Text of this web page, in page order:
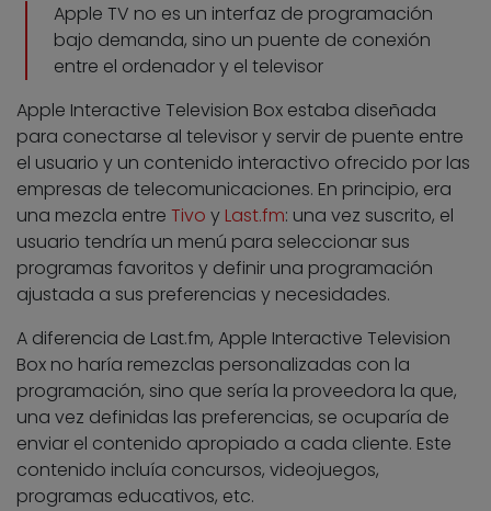
Apple TV no es un interfaz de programación
bajo demanda, sino un puente de conexión
entre el ordenador y el televisor
Apple Interactive Television Box estaba diseñada
para conectarse al televisor y servir de puente entre
el usuario y un contenido interactivo ofrecido por las
empresas de telecomunicaciones. En principio, era
una mezcla entre Tivo y Last.fm: una vez suscrito, el
usuario tendría un menú para seleccionar sus
programas favoritos y definir una programación
ajustada a sus preferencias y necesidades.
A diferencia de Last.fm, Apple Interactive Television
Box no haría remezclas personalizadas con la
programación, sino que sería la proveedora la que,
una vez definidas las preferencias, se ocuparía de
enviar el contenido apropiado a cada cliente. Este
contenido incluía concursos, videojuegos,
programas educativos, etc.